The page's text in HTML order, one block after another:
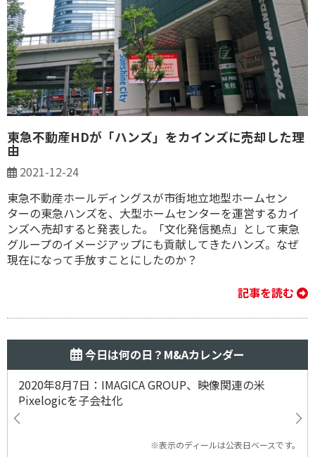
東急不動産HDが「ハンズ」をカインズに売却した理
由
2021-12-24
東急不動産ホールディングスが市街地立地型ホームセン
ターの東急ハンズを、大型ホームセンターを運営するカイ
ンズへ売却すると発表した。「文化発信拠点」として東急
グループのイメージアップにも貢献してきたハンズ。なぜ
現在になって手放すことにしたのか？
記事を読む
今日は何の日？M&Aカレンダー
2020年8月7日：IMAGICA GROUP、映像関連の米
Pixelogicを子会社化
※表示のディールは公表日ベースです。